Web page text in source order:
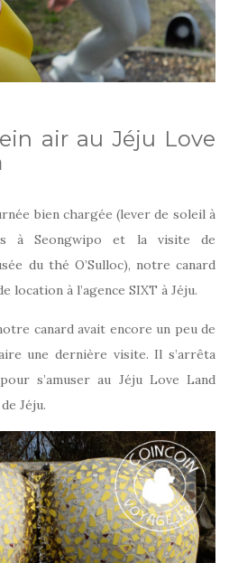
air au Jéju Love
bien chargée (lever de soleil à
à Seongwipo et la visite de
du thé O’Sulloc), notre canard
location à l’agence SIXT à Jéju.
canard avait encore un peu de
une dernière visite. Il s’arrêta
s’amuser au Jéju Love Land
Jéju.